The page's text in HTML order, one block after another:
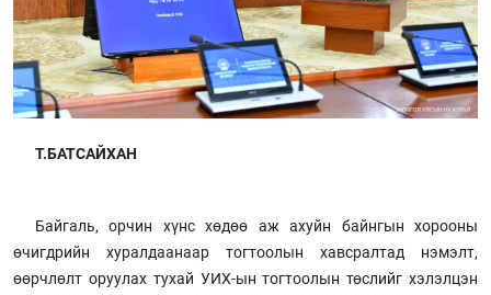
Т.БАТСАЙХАН
Байгаль, орчин хүнс хөдөө аж ахуйн байнгын хорооны
өчигдрийн хуралдаанаар тогтоолын хавсралтад нэмэлт,
өөрчлөлт оруулах тухай УИХ-ын тогтоолын төслийг хэлэлцэн